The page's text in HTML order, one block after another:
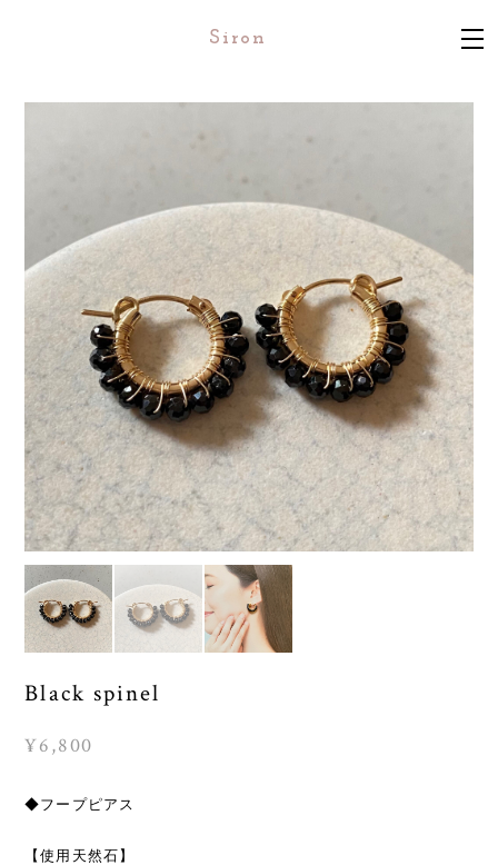
Siron
Black spinel
¥6,800
◆フープピアス
【使用天然石】